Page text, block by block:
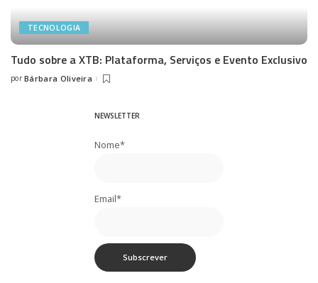
TECNOLOGIA
Tudo sobre a XTB: Plataforma, Serviços e Evento Exclusivo
Posted
por Bárbara Oliveira
NEWSLETTER
Nome*
Email*